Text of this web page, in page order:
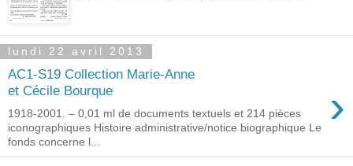
lundi 22 avril 2013
AC1-S19 Collection Marie-Anne
et Cécile Bourque
›
1918-2001. – 0,01 ml de documents textuels et 214 pièces
iconographiques Histoire administrative/notice biographique Le
fonds concerne l...